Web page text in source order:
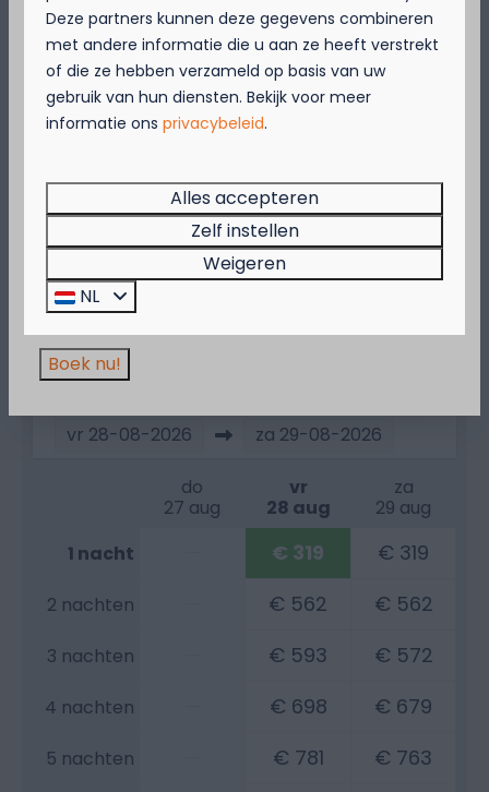
Over de camping
Over de omgeving
Beschikbaarheid en prijs
2 gasten
vr 28-08-2026 za 29-08-2026
do
27 aug
vr
28 aug
za
29 aug
1 nacht
€ 319 € 319
2 nachten € 562 € 562
3 nachten € 593 € 572
4 nachten € 698 € 679
5 nachten € 781 € 763
September = Mosselmaand!
Geniet van 2 t.e.m. 28 september van 50%
korting op de mosselprijs voor 2 personen
Deze actie is geldig in de restaurants van
Kompas Beach Resort:
Brasserie VierTorrein Nieuwpoort &
in Westende.
Wees er snel bij, want de actie is geldig zolang
de voorraad strekt!
Boek nu!
Deze partners kunnen deze gegevens combineren
met andere informatie die u aan ze heeft verstrekt
of die ze hebben verzameld op basis van uw
gebruik van hun diensten. Bekijk voor meer
informatie onsprivacybeleid.
Alles accepteren
Zelf instellen
Weigeren
NL